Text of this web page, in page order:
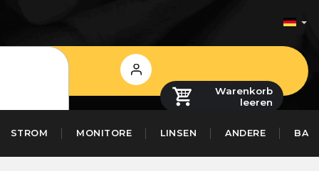
Login
Warenkorb
leeren
STROM MONITORE LINSEN ANDERE